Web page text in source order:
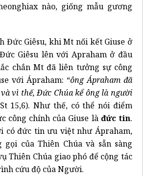
nào, giống mẫu gương
Đức Giêsu, khi Mt nối kết Giuse ở
Giêsu lên với Apraham ở đầu
chắn Mt đã liên tưởng sự công
với Ápraham: “ông Ápraham đã
vì thế, Ðức Chúa kể ông là người
15,6). Như thế, có thể nói điểm
công chính của Giuse là đức tin.
có đức tin ưu việt như Ápraham,
của Thiên Chúa và sẵn sàng
Thiên Chúa giao phó để cộng tác
cứu độ của Người.